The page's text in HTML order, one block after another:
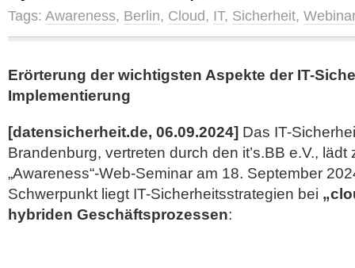
Tags: Awareness, Berlin, Cloud, IT, Sicherheit,
Erörterung der wichtigsten Aspekte der IT-
Implementierung
[datensicherheit.de, 06.09.2024] Das IT-
Brandenburg, vertreten durch den it’s.BB e.V.,
„Awareness“-Web-Seminar am 18. September
Schwerpunkt liegt IT-Sicherheitsstrategien bei
hybriden Geschäftsprozessen: